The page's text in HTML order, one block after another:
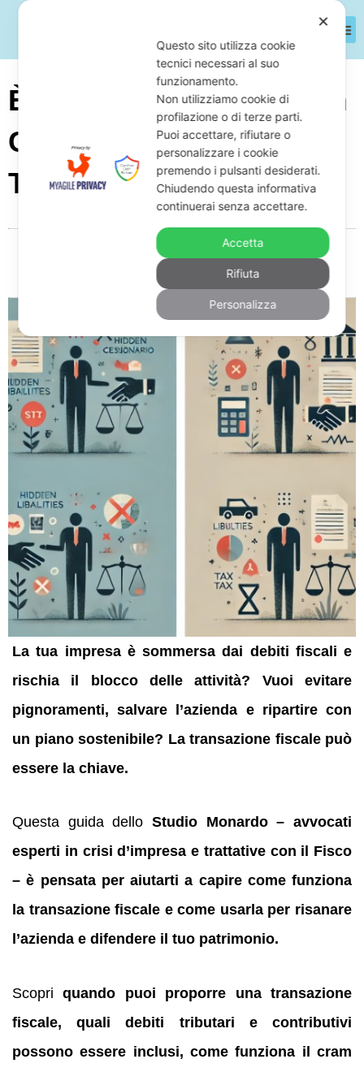
È Obbligatorio Essere In
Crisi Per Accedere Alla
Transazione Fiscale?
Giuseppe Monardo
07:56
Nessun commento
La tua impresa è sommersa dai debiti fiscali e
rischia il blocco delle attività? Vuoi evitare
pignoramenti, salvare l’azienda e ripartire con
un piano sostenibile? La transazione fiscale può
essere la chiave.
Questa guida dello Studio Monardo – avvocati
esperti in crisi d’impresa e trattative con il Fisco
– è pensata per aiutarti a capire come funziona
la transazione fiscale e come usarla per risanare
l’azienda e difendere il tuo patrimonio.
Scopriquando puoi proporre una transazione
fiscale, quali debiti tributari e contributivi
possono essere inclusi, come funziona il cram
✕
Questo sito utilizza cookie
tecnici necessari al suo
funzionamento.
Non utilizziamo cookie di
profilazione o di terze parti.
Puoi accettare, rifiutare o
personalizzare i cookie
premendo i pulsanti desiderati.
Chiudendo questa informativa
continuerai senza accettare.
Accetta
Rifiuta
Personalizza